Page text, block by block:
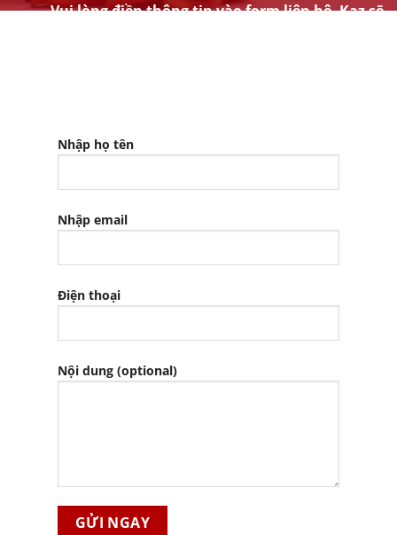
Vui lòng điền thông tin vào form liên hệ. Kaz sẽ
Nhập họ tên
Nhập email
Điện thoại
Nội dung (optional)